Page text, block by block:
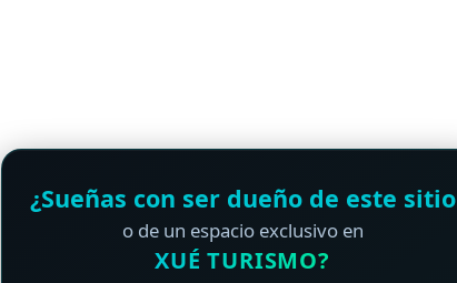
¿Sueñas con ser dueño de este sitio
o de un espacio exclusivo en
XUÉ TURISMO?